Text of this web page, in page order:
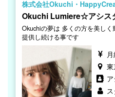
株式会社Okuchi・
Okuchi Lumiere☆アシス
Okuchiの夢は 多くの方を美し
提供し続ける事です